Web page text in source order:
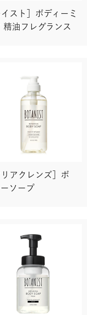
イスト］ボディーミ
精油フレグランス
リアクレンズ］ボ
ソープ